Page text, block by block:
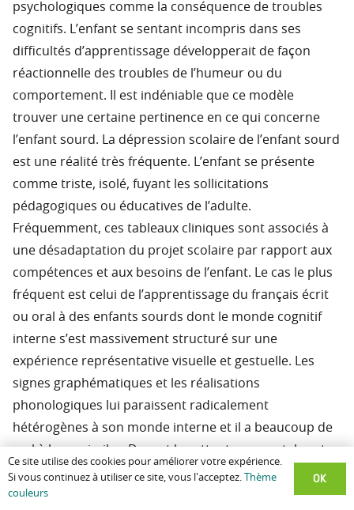
psychologiques comme la conséquence de troubles
cognitifs. L’enfant se sentant incompris dans ses
difficultés d’apprentissage développerait de façon
réactionnelle des troubles de l’humeur ou du
comportement. Il est indéniable que ce modèle
trouver une certaine pertinence en ce qui concerne
l’enfant sourd. La dépression scolaire de l’enfant sourd
est une réalité très fréquente. L’enfant se présente
comme triste, isolé, fuyant les sollicitations
pédagogiques ou éducatives de l’adulte.
Fréquemment, ces tableaux cliniques sont associés à
une désadaptation du projet scolaire par rapport aux
compétences et aux besoins de l’enfant. Le cas le plus
fréquent est celui de l’apprentissage du français écrit
ou oral à des enfants sourds dont le monde cognitif
interne s’est massivement structuré sur une
expérience représentative visuelle et gestuelle. Les
signes graphématiques et les réalisations
phonologiques lui paraissent radicalement
hétérogènes à son monde interne et il a beaucoup de
mal à les assimiler. Devant les attentes parentales et
professionnelles fortes sur ce plan de ces acquisitions
jugées impératives, certains enfants sourds n’ont plus
Ce site utilise des cookies pour améliorer votre expérience.
Si vous continuez à utiliser ce site, vous l'acceptez.
Thème
couleurs
OK